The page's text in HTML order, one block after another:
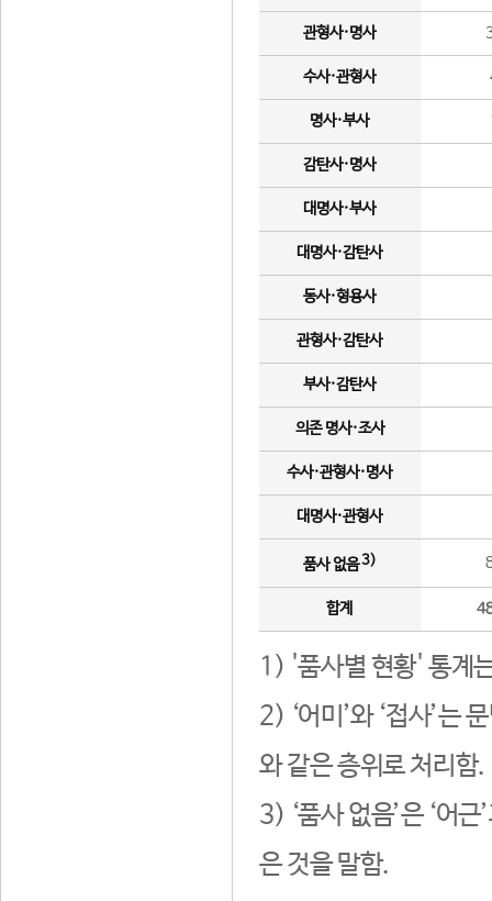
관형사·명사
수사·관형사
명사·부사
감탄사·명사
대명사·부사
대명사·감탄사
동사·형용사
관형사·감탄사
부사·감탄사
의존 명사·조사
수사·관형사·명사
대명사·관형사
품사 없음3)
합계
1) '품사별 현황' 통계
2) ‘어미’와 ‘접사’는
와 같은 층위로 처리함.
3) ‘품사 없음’은 ‘어
은 것을 말함.